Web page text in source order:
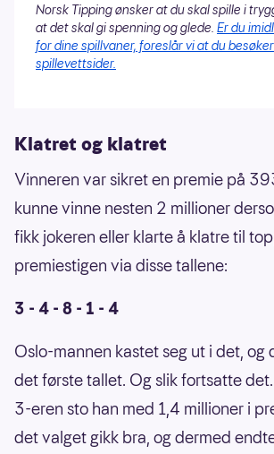
Norsk Tipping ønsker at du skal spille i
at det skal gi spenning og glede. Er du
for dine spillvaner, foreslår vi at du
spillevettsider.
Klatret og klatret
Vinneren var sikret en premie på
kunne vinne nesten 2 millioner
fikk jokeren eller klarte å klatre til
premiestigen via disse tallene:
3 - 4 - 8 - 1 - 4
Oslo-mannen kastet seg ut i det, og
det første tallet. Og slik fortsatte
3-eren sto han med 1,4 millioner i
det valget gikk bra, og dermed